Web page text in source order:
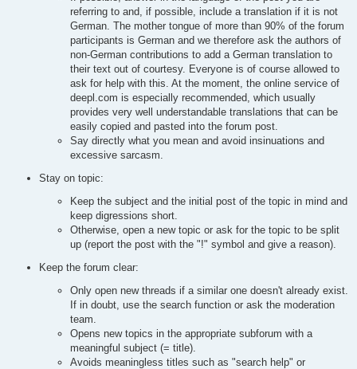
referring to and, if possible, include a translation if it is not
German. The mother tongue of more than 90% of the forum
participants is German and we therefore ask the authors of
non-German contributions to add a German translation to
their text out of courtesy. Everyone is of course allowed to
ask for help with this. At the moment, the online service of
deepl.com is especially recommended, which usually
provides very well understandable translations that can be
easily copied and pasted into the forum post.
Say directly what you mean and avoid insinuations and
excessive sarcasm.
Stay on topic:
Keep the subject and the initial post of the topic in mind and
keep digressions short.
Otherwise, open a new topic or ask for the topic to be split
up (report the post with the "!" symbol and give a reason).
Keep the forum clear:
Only open new threads if a similar one doesn't already exist.
If in doubt, use the search function or ask the moderation
team.
Opens new topics in the appropriate subforum with a
meaningful subject (= title).
Avoids meaningless titles such as "search help" or